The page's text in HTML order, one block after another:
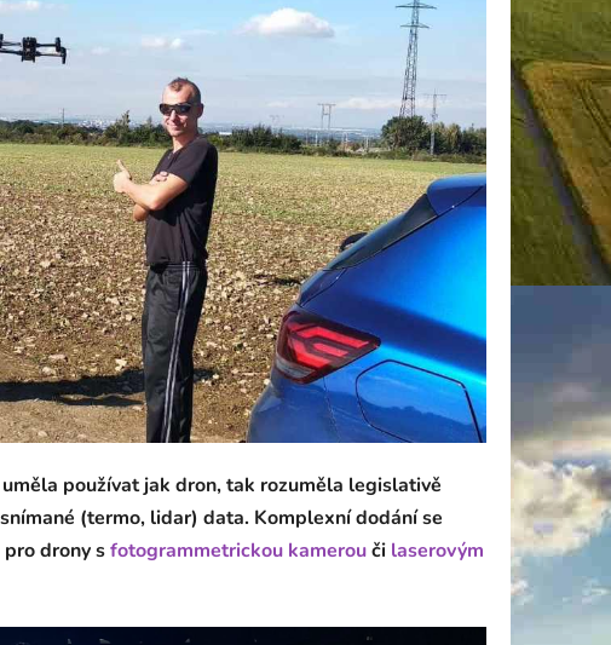
používat jak dron, tak rozuměla legislativě
(termo, lidar) data. Komplexní dodání se
drony sfotogrammetrickou kamerouči laserovým